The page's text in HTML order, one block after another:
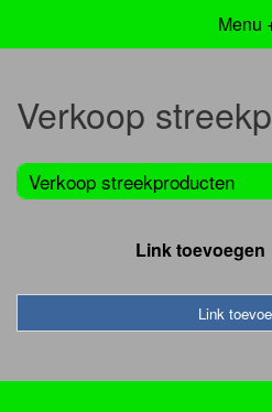
Menu
Verkoop
Verkoop streekproducten
Link toevoegen
Link